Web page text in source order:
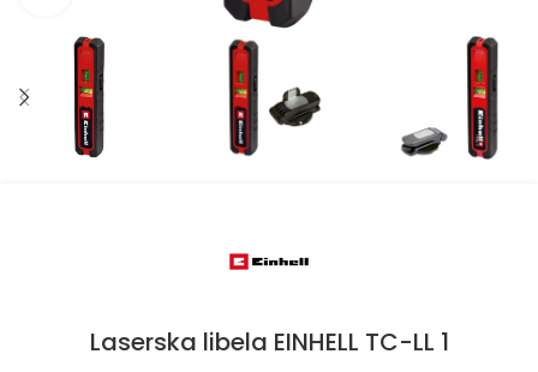
Laserska libela EINHELL TC-LL 1